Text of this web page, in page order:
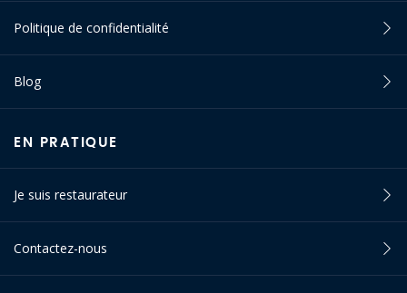
Politique de confidentialité
Blog
EN PRATIQUE
Je suis restaurateur
Contactez-nous